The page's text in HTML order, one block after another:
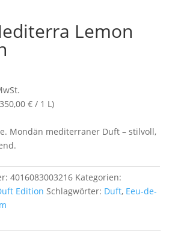
Lemon
€/ 1 L)
Mondän mediterraner Duft – stilvoll,
4016083003216 Kategorien:
Edition Schlagwörter: Duft, Eeu-de-